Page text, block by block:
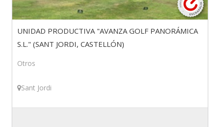
UNIDAD PRODUCTIVA "AVANZA GOLF PANORÁMICA
S.L." (SANT JORDI, CASTELLÓN)
Otros
Sant Jordi